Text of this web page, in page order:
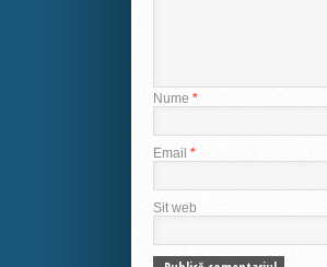
Nume *
Email *
Sit web